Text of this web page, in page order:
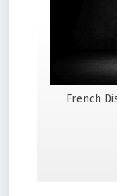
French